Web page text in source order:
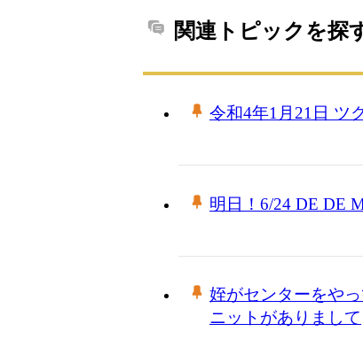
関連トピックを探
令和4年1月21日 ツ
明日！6/24 DE DE
姪がセンターをや
ニットがありまして